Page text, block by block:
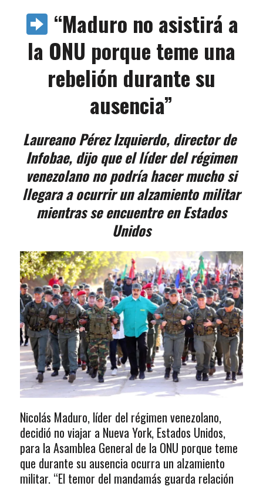
“Maduro no asistirá a
la ONU porque teme una
rebelión durante su
ausencia”
Laureano Pérez Izquierdo, director de
Infobae, dijo que el líder del régimen
venezolano no podría hacer mucho si
llegara a ocurrir un alzamiento militar
mientras se encuentre en Estados
Unidos
Nicolás Maduro, líder del régimen venezolano,
decidió no viajar a Nueva York, Estados Unidos,
para la Asamblea General de la ONU porque teme
que durante su ausencia ocurra un alzamiento
militar. “El temor del mandamás guarda relación